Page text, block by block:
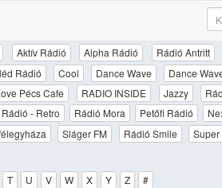
Aktív Rádió Alpha Rádió Rádió Antritt
Rádió Cool Dance Wave Dance
Pécs Cafe RADIO INSIDE Jazzy
- Retro Rádió Mora Petőfi Rádió
Sláger FM Rádió Smile Super
T U V W X Y Z
#